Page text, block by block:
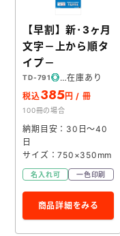
【早割】新･3ヶ月
文字－上から順タ
イプ－
TD-791
在庫あり
税込385円 / 冊
100冊の場合
納期目安：30日～40
日
サイズ：750×350mm
名入れ可 一色印刷
商品詳細をみる